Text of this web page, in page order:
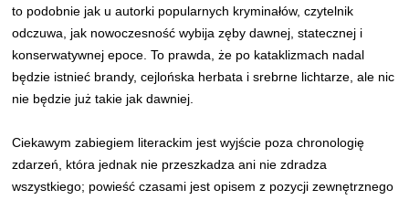
to podobnie jak u autorki popularnych kryminałów, czytelnik
odczuwa, jak nowoczesność wybija zęby dawnej, statecznej i
konserwatywnej epoce. To prawda, że po kataklizmach nadal
będzie istnieć brandy, cejlońska herbata i srebrne lichtarze, ale nic
nie będzie już takie jak dawniej.
Ciekawym zabiegiem literackim jest wyjście poza chronologię
zdarzeń, która jednak nie przeszkadza ani nie zdradza
wszystkiego; powieść czasami jest opisem z pozycji zewnętrznego